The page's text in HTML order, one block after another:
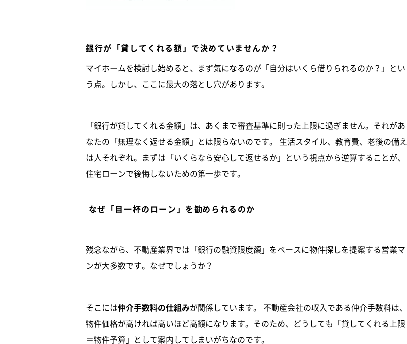
銀行が「貸してくれる額」で決めていませんか？
マイホームを検討し始めると、まず気になるのが「自分はいくら借りられるのか？」とい
う点。しかし、ここに最大の落とし穴があります。
「銀行が貸してくれる金額」は、あくまで審査基準に則った上限に過ぎません。それがあ
なたの「無理なく返せる金額」とは限らないのです。 生活スタイル、教育費、老後の備え
は人それぞれ。まずは「いくらなら安心して返せるか」という視点から逆算することが、
住宅ローンで後悔しないための第一歩です。
なぜ「目一杯のローン」を勧められるのか
残念ながら、不動産業界では「銀行の融資限度額」をベースに物件探しを提案する営業マ
ンが大多数です。なぜでしょうか？
そこには仲介手数料の仕組みが関係しています。 不動産会社の収入である仲介手数料は、
物件価格が高ければ高いほど高額になります。そのため、どうしても「貸してくれる上限
＝物件予算」として案内してしまいがちなのです。